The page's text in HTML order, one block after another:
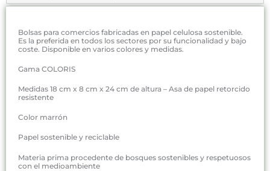
Bolsas para comercios fabricadas en papel celulosa sostenible.
Es la preferida en todos los sectores por su funcionalidad y bajo
coste. Disponible en varios colores y medidas.
Gama COLORIS
Medidas 18 cm x 8 cm x 24 cm de altura – Asa de papel retorcido
resistente
Color marrón
Papel sostenible y reciclable
Materia prima procedente de bosques sostenibles y respetuosos
con el medioambiente